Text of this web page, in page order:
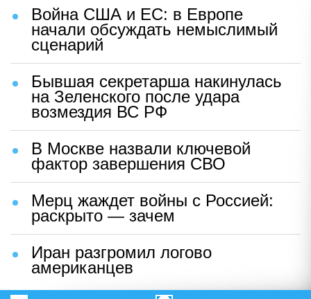
Война США и ЕС: в Европе
начали обсуждать немыслимый
сценарий
Бывшая секретарша накинулась
на Зеленского после удара
возмездия ВС РФ
В Москве назвали ключевой
фактор завершения СВО
Мерц жаждет войны с Россией:
раскрыто — зачем
Иран разгромил логово
американцев